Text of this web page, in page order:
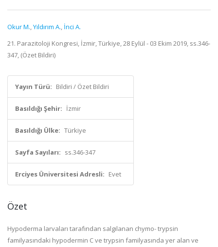
Okur M.,Yıldırım A., İnci A.
21. Parazitoloji Kongresi, İzmir, Türkiye, 28 Eylül - 03 Ekim 2019, ss.346-
347, (Özet Bildiri)
Yayın Türü: Bildiri / Özet Bildiri
Basıldığı Şehir: İzmir
Basıldığı Ülke: Türkiye
Sayfa Sayıları: ss.346-347
Erciyes Üniversitesi Adresli: Evet
Özet
Hypoderma larvaları tarafından salgılanan chymo- trypsin
familyasındaki hypodermin C ve trypsin familyasında yer alan ve